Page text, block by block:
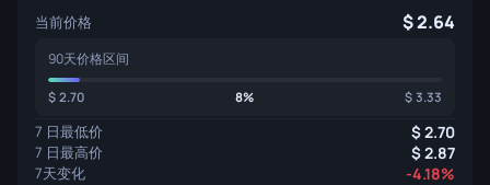
当前价格 2.64
90天价格区间
2.70 8% 3.33
7 日最低价 2.70
7 日最高价 2.87
7天变化 -4.18%